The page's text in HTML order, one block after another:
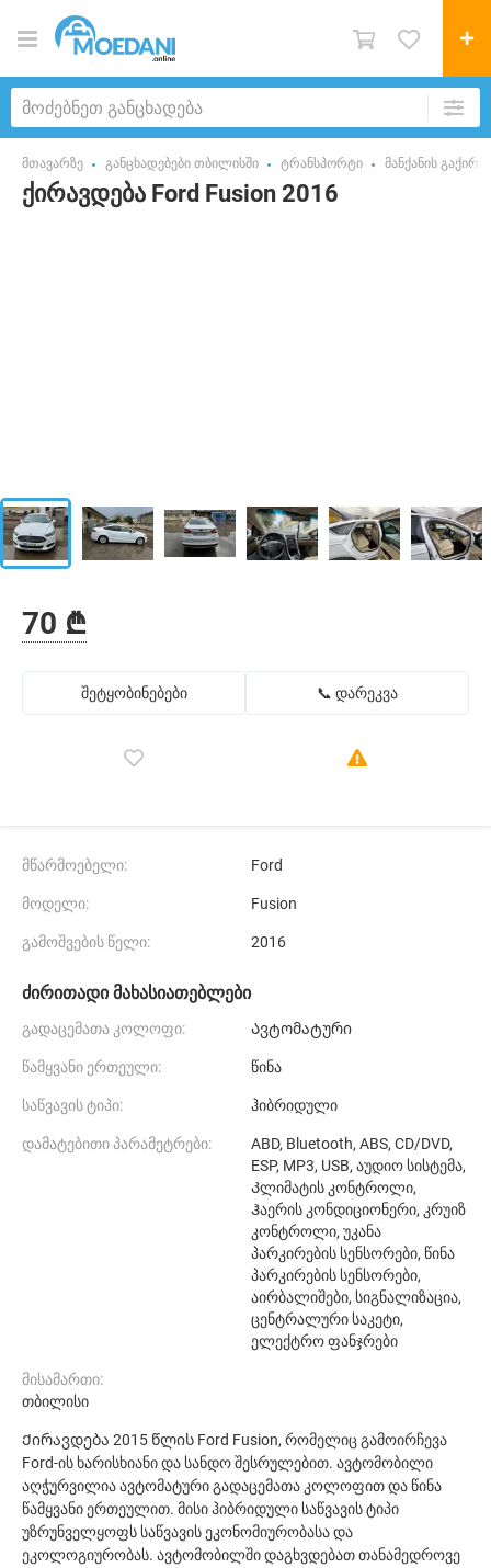
მთავარზე განცხადებები თბილისში ტრანსპორტი მანქანის
ქირავდება Ford Fusion 2016
70 ₾
შეტყობინებები 📞 დარეკვა
მწარმოებელი: Ford
მოდელი: Fusion
გამოშვების წელი: 2016
ძირითადი მახასიათებლები
გადაცემათა კოლოფი: Ავტომატური
წამყვანი ერთეული: წინა
საწვავის ტიპი: ჰიბრიდული
დამატებითი პარამეტრები:
ABD, Bluetooth, ABS, CD/DVD,
ESP, MP3, USB, აუდიო სისტემა,
Კლიმატის კონტროლი,
Ჰაერის კონდიციონერი, კრუიზ
კონტროლი, უკანა
პარკირების სენსორები, წინა
პარკირების სენსორები,
აირბალიშები, სიგნალიზაცია,
ცენტრალური საკეტი,
ელექტრო ფანჯრები
მისამართი:
თბილისი
Ქირავდება 2015 წლის Ford Fusion, რომელიც გამოირჩევა
Ford-ის ხარისხიანი და სანდო შესრულებით. ავტომობილი
აღჭურვილია ავტომატური გადაცემათა კოლოფით და წინა
წამყვანი ერთეულით. მისი ჰიბრიდული საწვავის ტიპი
უზრუნველყოფს საწვავის ეკონომიურობასა და
ეკოლოგიურობას. ავტომობილში დაგხვდებათ თანამედროვე